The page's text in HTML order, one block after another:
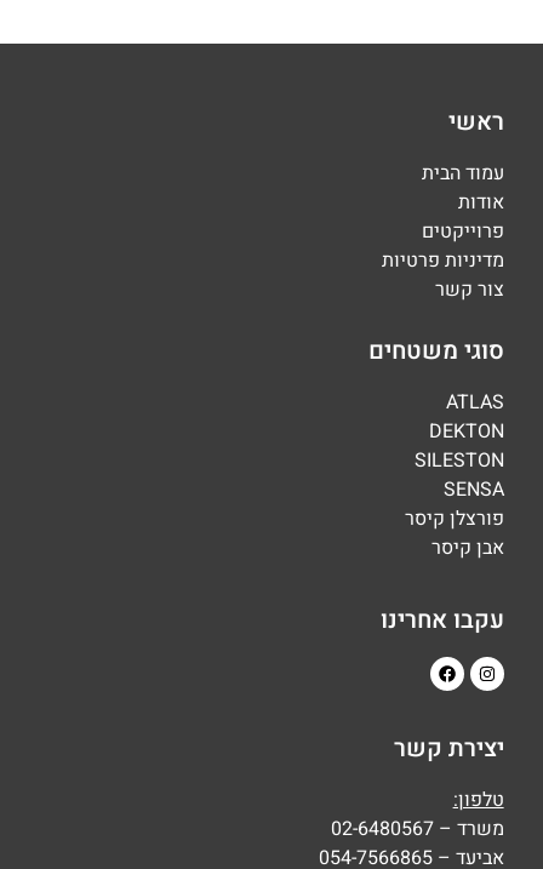
ראשי
עמוד הבית
אודות
פרוייקטים
מדיניות פרטיות
צור קשר
סוגי משטחים
ATLAS
DEKTON
SILESTON
SENSA
פורצלן קיסר
אבן קיסר
עקבו אחרינו
יצירת קשר
טלפון:
משרד – 02-6480567
אביעד – 054-7566865